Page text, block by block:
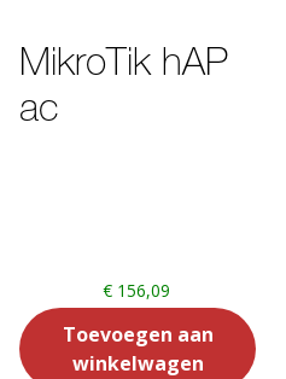
MikroTik hAP
ac
€ 156,09
Toevoegen aan
winkelwagen